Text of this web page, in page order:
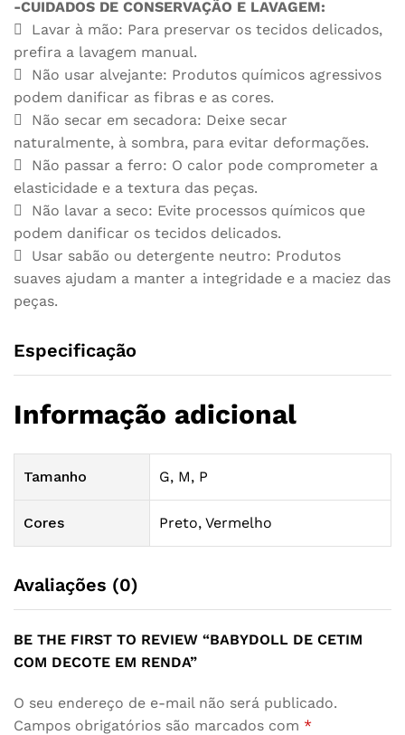
-CUIDADOS DE CONSERVAÇÃO E LAVAGEM:
 Lavar à mão: Para preservar os tecidos delicados,
prefira a lavagem manual.
 Não usar alvejante: Produtos químicos agressivos
podem danificar as fibras e as cores.
 Não secar em secadora: Deixe secar
naturalmente, à sombra, para evitar deformações.
 Não passar a ferro: O calor pode comprometer a
elasticidade e a textura das peças.
 Não lavar a seco: Evite processos químicos que
podem danificar os tecidos delicados.
 Usar sabão ou detergente neutro: Produtos
suaves ajudam a manter a integridade e a maciez das
peças.
Especificação
Informação adicional
Tamanho G, M, P
Cores Preto, Vermelho
Avaliações (0)
BE THE FIRST TO REVIEW “BABYDOLL DE CETIM
COM DECOTE EM RENDA”
O seu endereço de e-mail não será publicado.
Campos obrigatórios são marcados com *